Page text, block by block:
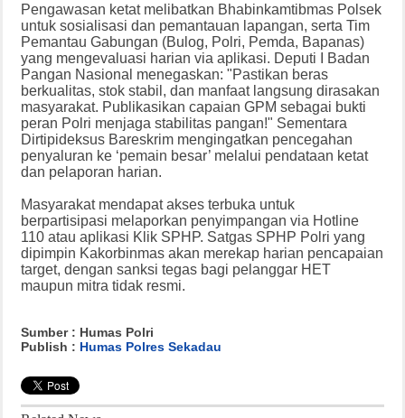
Pengawasan ketat melibatkan Bhabinkamtibmas Polsek
untuk sosialisasi dan pemantauan lapangan, serta Tim
Pemantau Gabungan (Bulog, Polri, Pemda, Bapanas)
yang mengevaluasi harian via aplikasi. Deputi I Badan
Pangan Nasional menegaskan: "Pastikan beras
berkualitas, stok stabil, dan manfaat langsung dirasakan
masyarakat. Publikasikan capaian GPM sebagai bukti
peran Polri menjaga stabilitas pangan!" Sementara
Dirtipideksus Bareskrim mengingatkan pencegahan
penyaluran ke ‘pemain besar’ melalui pendataan ketat
dan pelaporan harian.
Masyarakat mendapat akses terbuka untuk
berpartisipasi melaporkan penyimpangan via Hotline
110 atau aplikasi Klik SPHP. Satgas SPHP Polri yang
dipimpin Kakorbinmas akan merekap harian pencapaian
target, dengan sanksi tegas bagi pelanggar HET
maupun mitra tidak resmi.
Sumber : Humas Polri
Publish : Humas Polres Sekadau